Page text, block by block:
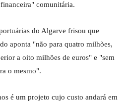
comunitária.
do Algarve frisou que
aponta "não para quatro milhões,
a oito milhões de euros" e "sem
o mesmo".
é um projeto cujo custo andará em